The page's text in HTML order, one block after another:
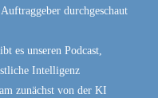
durchgeschaut
es unseren Podcast,
Intelligenz
zunächst von der KI